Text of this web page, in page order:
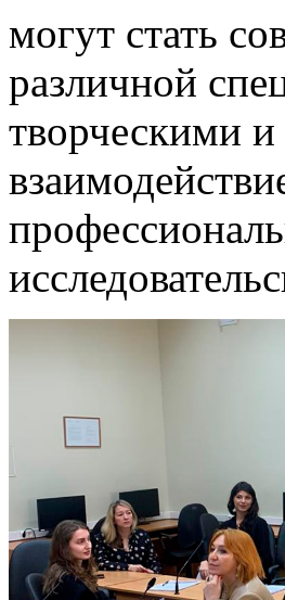
могут стать
различной
творческими